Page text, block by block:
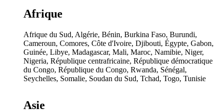
Afrique
Afrique du Sud, Algérie, Bénin, Burkina Faso, Burundi,
Cameroun, Comores, Côte d'Ivoire, Djibouti, Égypte, Gabon,
Guinée, Libye, Madagascar, Mali, Maroc, Namibie, Niger,
Nigeria, République centrafricaine, République démocratique
du Congo, République du Congo, Rwanda, Sénégal,
Seychelles, Somalie, Soudan du Sud, Tchad, Togo, Tunisie
Asie